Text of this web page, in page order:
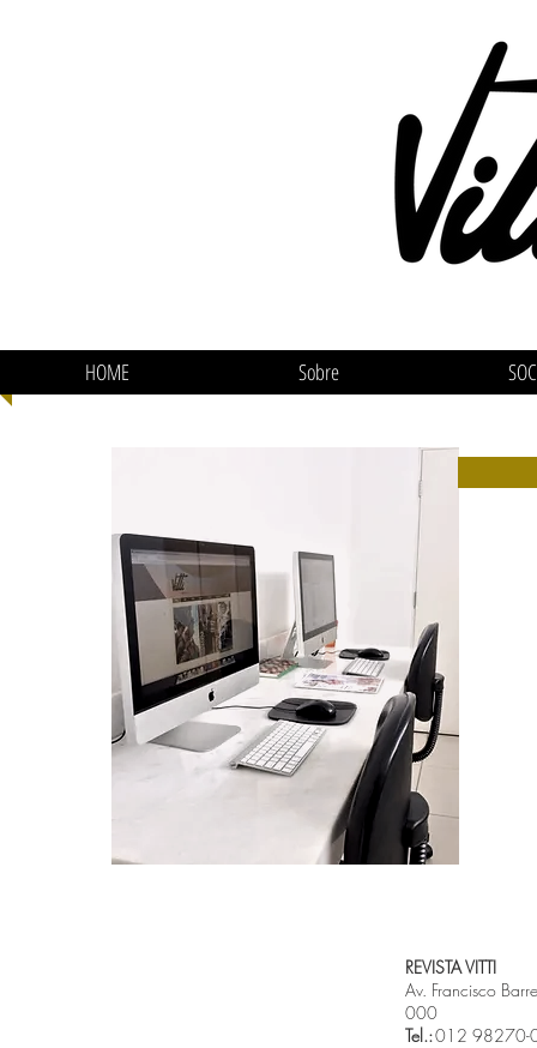
HOME Sobre
REVISTA VITTI
Av. Francisco
000
Tel.:012